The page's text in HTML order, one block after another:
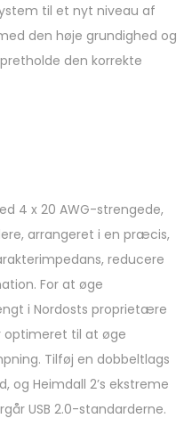
til et nyt niveau af
den høje grundighed og
den korrekte
4 x 20 AWG-strengede,
arrangeret i en præcis,
reducere
For at øge
i Nordosts proprietære
optimeret til at øge
Tilføj en dobbeltlags
og Heimdall 2’s ekstreme
USB 2.0-standarderne.